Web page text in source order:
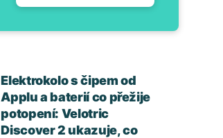
Elektrokolo s čipem od
Applu a baterií co přežije
potopení: Velotric
Discover 2 ukazuje, co